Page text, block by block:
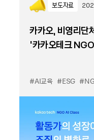
보도자료
카카오, 비영리단
‘카카오테크
#AI교육 #ESG